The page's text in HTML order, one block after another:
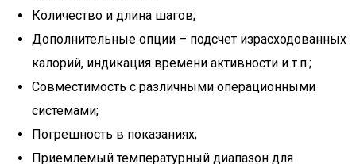
Количество и длина шагов;
Дополнительные опции – подсчет израсходованных
калорий, индикация времени активности и т.п.;
Совместимость с различными операционными
системами;
Погрешность в показаниях;
Приемлемый температурный диапазон для